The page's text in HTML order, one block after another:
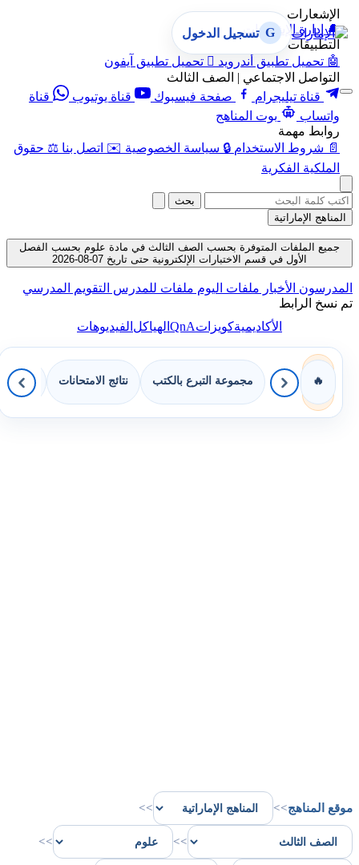
الإشعارات
🔔 إدارة الإشعارات
التطبيقات
🤖 تحميل تطبيق أندرويد  تحميل تطبيق آيفون
التواصل الاجتماعي | الصف الثالث
قناة تيليجرام
صفحة فيسبوك قناة يوتيوب
قناة
واتساب
بوت المناهج
روابط مهمة
📄 شروط الاستخدام 🔒 سياسة الخصوصية ✉️ اتصل بنا ⚖️ حقوق
الملكية الفكرية
G تسجيل الدخول
بحث
المناهج الإماراتية
جميع الملفات المتوفرة بحسب الصف الثالث في مادة علوم بحسب الفصل
الأول في قسم الاختبارات الإلكترونية حتى تاريخ 07-08-2026
المدرسون الأخبار ملفات اليوم ملفات للمدرس التقويم المدرسي
تم نسخ الرابط
الأكاديميةكويزاتQnAالهياكلالفيديوهات
🔥 مجموعة التبرع بالكتب نتائج الامتحانات
موقع المناهج>>
>>
>>
>>